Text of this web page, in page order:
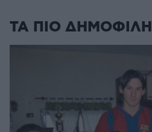
ΤΑ ΠΙΟ ΔΗΜΟΦΙΛΗ